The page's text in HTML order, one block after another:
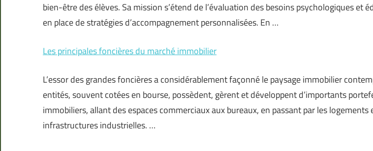
bien-être des élèves. Sa mission s’étend de l’évaluation des besoins psychologiques et
en place de stratégies d’accompagnement personnalisées. En …
Les principales foncières du marché immobilier
L’essor des grandes foncières a considérablement façonné le paysage immobilier
entités, souvent cotées en bourse, possèdent, gèrent et développent d’importants
immobiliers, allant des espaces commerciaux aux bureaux, en passant par les logements
infrastructures industrielles. …